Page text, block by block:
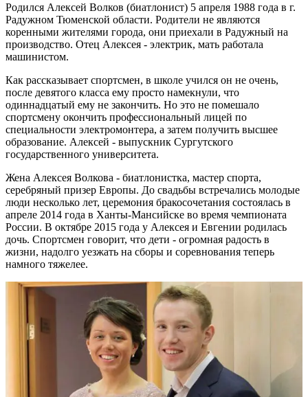
Родился Алексей Волков (биатлонист) 5 апреля 1988 года в г.
Радужном Тюменской области. Родители не являются
коренными жителями города, они приехали в Радужный на
производство. Отец Алексея - электрик, мать работала
машинистом.
Как рассказывает спортсмен, в школе учился он не очень,
после девятого класса ему просто намекнули, что
одиннадцатый ему не закончить. Но это не помешало
спортсмену окончить профессиональный лицей по
специальности электромонтера, а затем получить высшее
образование. Алексей - выпускник Сургутского
государственного университета.
Жена Алексея Волкова - биатлонистка, мастер спорта,
серебряный призер Европы. До свадьбы встречались молодые
люди несколько лет, церемония бракосочетания состоялась в
апреле 2014 года в Ханты-Мансийске во время чемпионата
России. В октябре 2015 года у Алексея и Евгении родилась
дочь. Спортсмен говорит, что дети - огромная радость в
жизни, надолго уезжать на сборы и соревнования теперь
намного тяжелее.